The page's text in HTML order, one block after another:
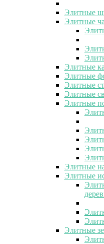
Элитные
Элитные
Элитные
Элитные
Элитные
Элитные
Элитные
Элитные
Элитные
Элитные